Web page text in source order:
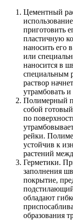
Цементный
приготовить
пластичную
наносить его
или
наносится в
специальным
раствор
утрамбовать
Полимерный
собой
по
рейки.
устойчив к
растений
Герметики.
заполнения
покрытие,
обладают
образования